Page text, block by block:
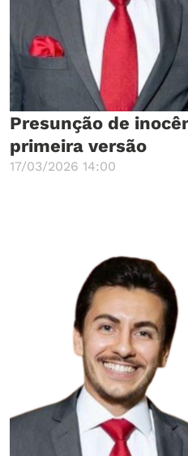
Presunção de
primeira versão
17/03/2026 14:00